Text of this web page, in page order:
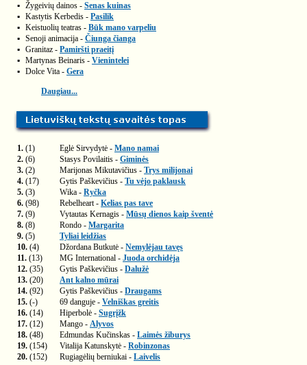
▪ Žygeivių dainos - Senas kuinas
▪ Kastytis Kerbedis - Pasilik
▪ Keistuolių teatras - Būk mano varpeliu
▪ Senoji animacija - Čiunga čianga
▪ Granitaz - Pamiršti praeitį
▪ Martynas Beinaris - Vienintelei
▪ Dolce Vita - Gera
Daugiau...
1. (1) Eglė Sirvydytė - Mano namai
2. (6) Stasys Povilaitis - Giminės
3. (2) Marijonas Mikutavičius - Trys milijonai
4. (17) Gytis Paškevičius - Tu vėjo paklausk
5. (3) Wika - Ryčka
6. (98) Rebelheart - Kelias pas tave
7. (9) Vytautas Kernagis - Mūsų dienos kaip šventė
8. (8) Rondo - Margarita
9. (5)
Tyliai leidžias
10. (4) Džordana Butkutė - Nemylėjau tavęs
11. (13) MG International - Juoda orchidėja
12. (35) Gytis Paškevičius - Dalužė
13. (20)
Ant kalno mūrai
14. (92) Gytis Paškevičius - Draugams
15. (-) 69 danguje - Velniškas greitis
16. (14) Hiperbolė - Sugrįžk
17. (12) Mango - Alyvos
18. (48) Edmundas Kučinskas - Laimės žiburys
19. (154) Vitalija Katunskytė - Robinzonas
20. (152) Rugiagėlių berniukai - Laivelis